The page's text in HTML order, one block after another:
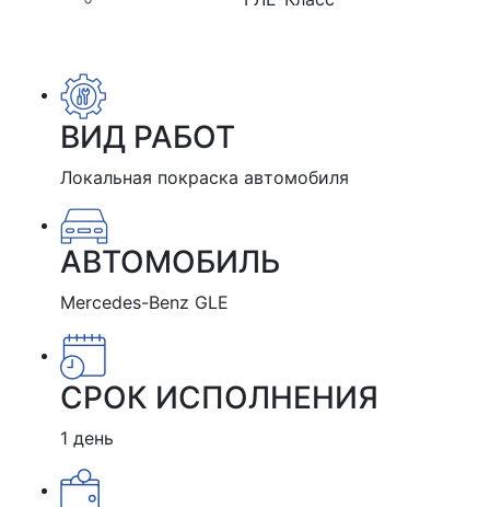
ВИД РАБОТ
Локальная покраска автомобиля
АВТОМОБИЛЬ
Mercedes-Benz GLE
СРОК ИСПОЛНЕНИЯ
1 день